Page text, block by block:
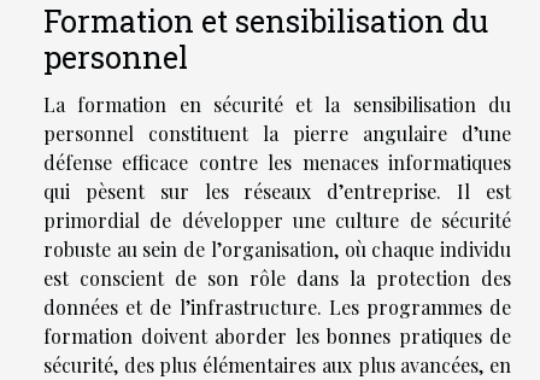
Formation et sensibilisation du
personnel
La formation en sécurité et la sensibilisation du
personnel constituent la pierre angulaire d’une
défense efficace contre les menaces informatiques
qui pèsent sur les réseaux d’entreprise. Il est
primordial de développer une culture de sécurité
robuste au sein de l’organisation, où chaque individu
est conscient de son rôle dans la protection des
données et de l’infrastructure. Les programmes de
formation doivent aborder les bonnes pratiques de
sécurité, des plus élémentaires aux plus avancées, en